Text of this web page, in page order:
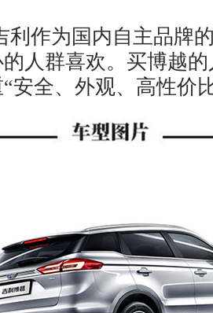
利作为国内自主品牌
人群喜欢。买博越
安全、外观、高性价